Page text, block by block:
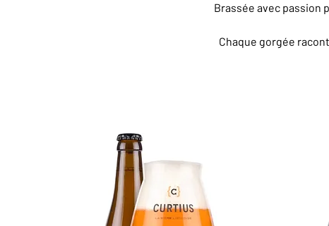
Brassée avec passion
Chaque gorgée